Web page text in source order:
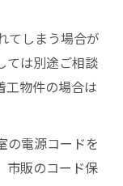
てしまう場合が
ては別途ご相談
工物件の場合は
の電源コードを
市販のコード保